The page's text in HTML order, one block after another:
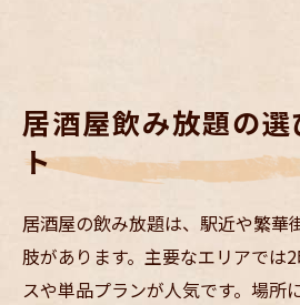
居酒屋飲み放題の
ト
居酒屋の飲み放題は、駅近や繁華
肢があります。主要なエリアでは
スや単品プランが人気です。場所